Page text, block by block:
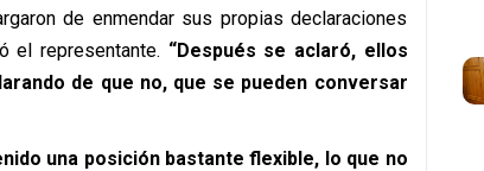
de enmendar sus propias declaraciones
el representante. “Después se aclaró, ellos
de que no, que se pueden conversar
una posición bastante flexible, lo que no